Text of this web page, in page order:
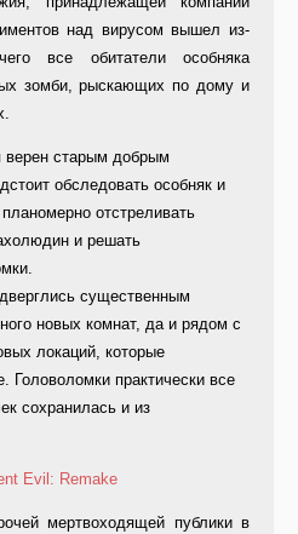
над вирусом вышел из-
все обитатели особняка
зомби, рыскающих по дому и
верен старым добрым
обследовать особняк и
отстреливать
и решать
существенным
новых комнат, да и рядом с
локаций, которые
Головоломки практически все
сохранилась и из
мертвоходящей публики в